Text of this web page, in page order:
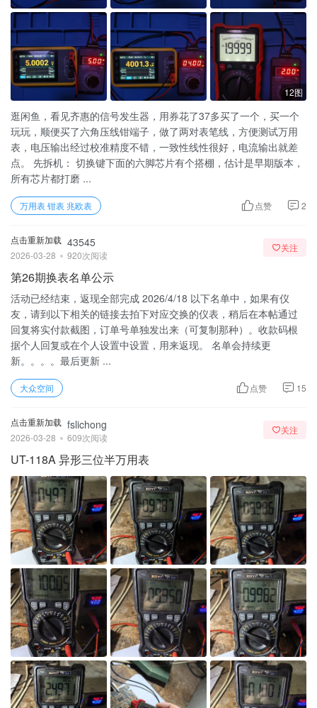
12图
逛闲鱼，看见齐惠的信号发生器，用券花了37多买了一个，买一个
玩玩，顺便买了六角压线钳端子，做了两对表笔线，方便测试万用
表，电压输出经过校准精度不错，一致性线性很好，电流输出就差
点。 先拆机： 切换键下面的六脚芯片有个搭棚，估计是早期版本，
所有芯片都打磨 ...
万用表 钳表 兆欧表 点赞 2
点击重新加载 43545
2026-03-28 920次阅读
关注
第26期换表名单公示
活动已经结束，返现全部完成 2026/4/18 以下名单中，如果有仪
友，请到以下相关的链接去拍下对应交换的仪表，稍后在本帖通过
回复将实付款截图，订单号单独发出来（可复制那种）。收款码根
据个人回复或在个人设置中设置，用来返现。 名单会持续更
新。。。。最后更新 ...
大众空间 点赞 15
点击重新加载 fslichong
2026-03-28 609次阅读
关注
UT-118A 异形三位半万用表